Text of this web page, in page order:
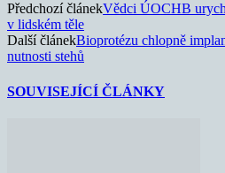
Předchozí článekVědci ÚOCHB
v lidském těle
Další článekBioprotézu chlopně
nutnosti stehů
SOUVISEJÍCÍ ČLÁNKY